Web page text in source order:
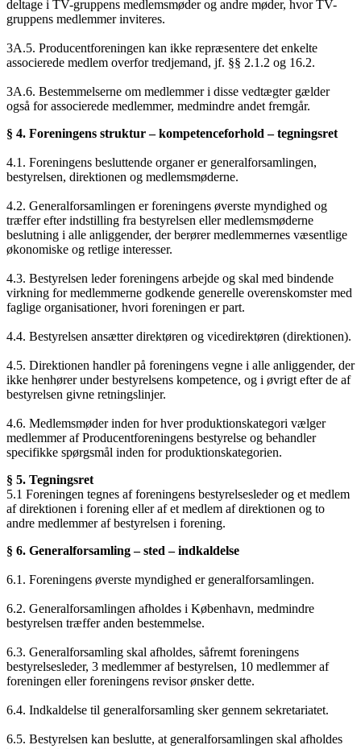
deltage i TV-gruppens medlemsmøder og andre møder, hvor TV-
gruppens medlemmer inviteres.
3A.5. Producentforeningen kan ikke repræsentere det enkelte
associerede medlem overfor tredjemand, jf. §§ 2.1.2 og 16.2.
3A.6. Bestemmelserne om medlemmer i disse vedtægter gælder
også for associerede medlemmer, medmindre andet fremgår.
§ 4. Foreningens struktur – kompetenceforhold – tegningsret
4.1. Foreningens besluttende organer er generalforsamlingen,
bestyrelsen, direktionen og medlemsmøderne.
4.2. Generalforsamlingen er foreningens øverste myndighed og
træffer efter indstilling fra bestyrelsen eller medlemsmøderne
beslutning i alle anliggender, der berører medlemmernes væsentlige
økonomiske og retlige interesser.
4.3. Bestyrelsen leder foreningens arbejde og skal med bindende
virkning for medlemmerne godkende generelle overenskomster med
faglige organisationer, hvori foreningen er part.
4.4. Bestyrelsen ansætter direktøren og vicedirektøren (direktionen).
4.5. Direktionen handler på foreningens vegne i alle anliggender, der
ikke henhører under bestyrelsens kompetence, og i øvrigt efter de af
bestyrelsen givne retningslinjer.
4.6. Medlemsmøder inden for hver produktionskategori vælger
medlemmer af Producentforeningens bestyrelse og behandler
specifikke spørgsmål inden for produktionskategorien.
§ 5. Tegningsret
5.1 Foreningen tegnes af foreningens bestyrelsesleder og et medlem
af direktionen i forening eller af et medlem af direktionen og to
andre medlemmer af bestyrelsen i forening.
§ 6. Generalforsamling – sted – indkaldelse
6.1. Foreningens øverste myndighed er generalforsamlingen.
6.2. Generalforsamlingen afholdes i København, medmindre
bestyrelsen træffer anden bestemmelse.
6.3. Generalforsamling skal afholdes, såfremt foreningens
bestyrelsesleder, 3 medlemmer af bestyrelsen, 10 medlemmer af
foreningen eller foreningens revisor ønsker dette.
6.4. Indkaldelse til generalforsamling sker gennem sekretariatet.
6.5. Bestyrelsen kan beslutte, at generalforsamlingen skal afholdes